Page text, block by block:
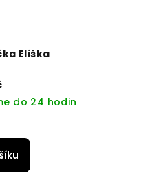
Eliška
do 24 hodin